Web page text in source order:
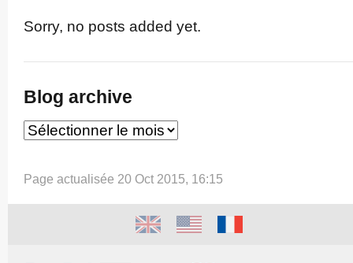
Sorry, no posts added yet.
Blog archive
Page actualisée 20 Oct 2015, 16:15